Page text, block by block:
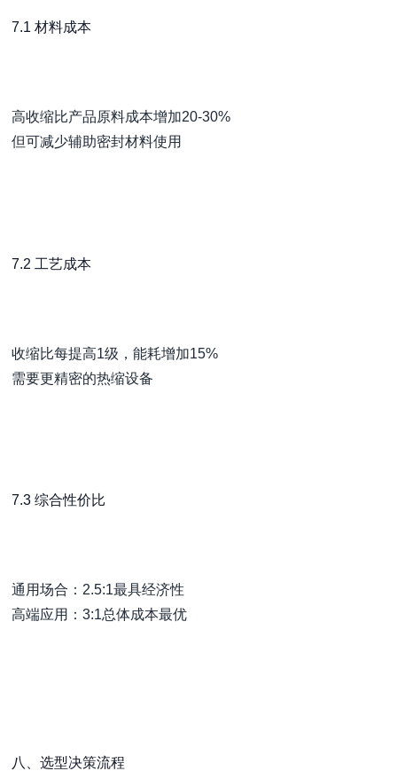
7.1 材料成本
高收缩比产品原料成本增加20-30%
但可减少辅助密封材料使用
7.2 工艺成本
收缩比每提高1级，能耗增加15%
需要更精密的热缩设备
7.3 综合性价比
通用场合：2.5:1最具经济性
高端应用：3:1总体成本最优
八、选型决策流程